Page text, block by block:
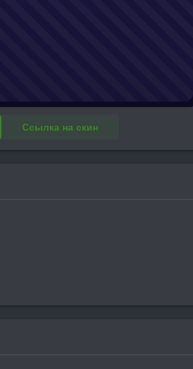
Ссылка на скин